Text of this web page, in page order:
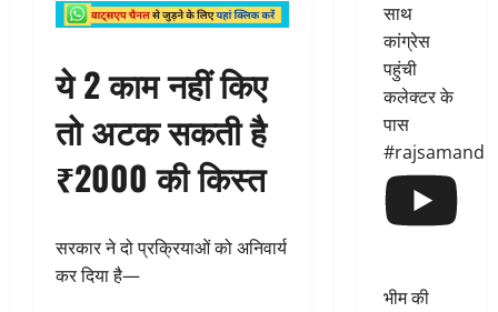
ये 2 काम नहीं किए
तो अटक सकती है
₹2000 की किस्त
सरकार ने दो प्रक्रियाओं को अनिवार्य
कर दिया है—
साथ
कांग्रेस
पहुंची
कलेक्टर के
पास
#rajsamand
भीम की